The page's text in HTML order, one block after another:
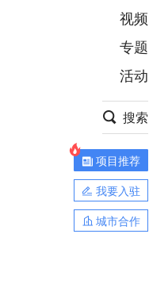
财经
项目推荐
安徽
视频
专题
活动
搜索
项目推荐
我要入驻
城市合作